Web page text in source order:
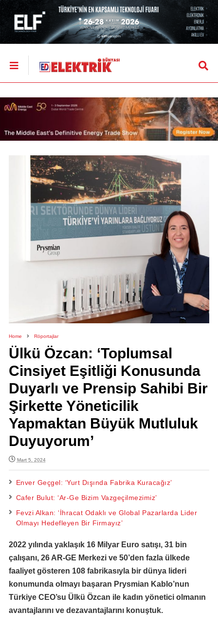
Home Röportajlar
Ülkü Özcan: ‘Toplumsal
Cinsiyet Eşitliği Konusunda
Duyarlı ve Prensip Sahibi Bir
Şirkette Yöneticilik
Yapmaktan Büyük Mutluluk
Duyuyorum’
Mart 5, 2024
Enver Geçgel: ‘Yurt Dışında Fabrika Kuracağız’
Cafer Bulut: ‘Ar-Ge Bizim Vazgeçilmezimiz’
Fevzi Alkan: ‘İhracat Odaklı ve Global Pazarlarda Lider
Olmayı Hedefleyen Bir Firmayız’
2022 yılında yaklaşık 16 Milyar Euro satışı, 31 bin
çalışanı, 26 AR-GE Merkezi ve 50’den fazla ülkede
faaliyet gösteren 108 fabrikasıyla bir dünya lideri
konumunda olmayı başaran Prysmian Kablo’nun
Türkiye CEO’su Ülkü Özcan ile kadın yönetici olmanın
avantajlarını ve dezavantajlarını konuştuk.